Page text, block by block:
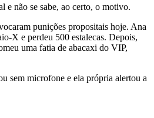
e não se sabe, ao certo, o motivo.
punições propositais hoje. Ana
X e perdeu 500 estalecas. Depois,
uma fatia de abacaxi do VIP,
sem microfone e ela própria alertou a